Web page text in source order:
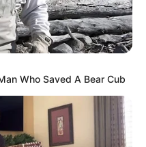
Who Saved A Bear Cub